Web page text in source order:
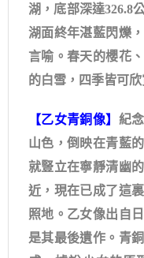
湖，底部深達326.8
湖面終年湛藍閃爍
言喻。春天的櫻花
的白雪，四季皆可
【乙女青銅像】 紀
山色，倒映在青藍
就豎立在寧靜清幽
近，現在已成了這
照地。乙女像出自
是其最後遺作。青